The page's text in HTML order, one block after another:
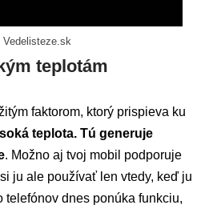
Vedelisteze.sk
teplotám
faktorom, ktorý prispieva ku
teplota. Tú generuje
. Možno aj tvoj mobil podporuje
ju ale používať len vtedy, keď ju
telefónov dnes ponúka funkciu,